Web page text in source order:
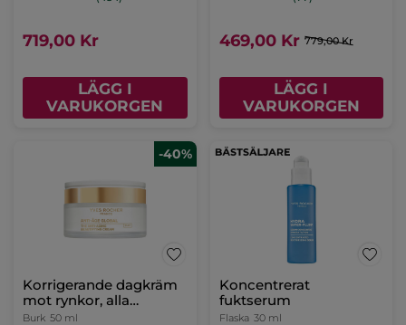
719,00 Kr
LÄGG I
VARUKORGEN
469,00 Kr 779,00 Kr
LÄGG I
VARUKORGEN
-40%
Korrigerande dagkräm
mot rynkor, alla
hudtyper
Burk 50 ml
Koncentrerat
fuktserum
Flaska 30 ml